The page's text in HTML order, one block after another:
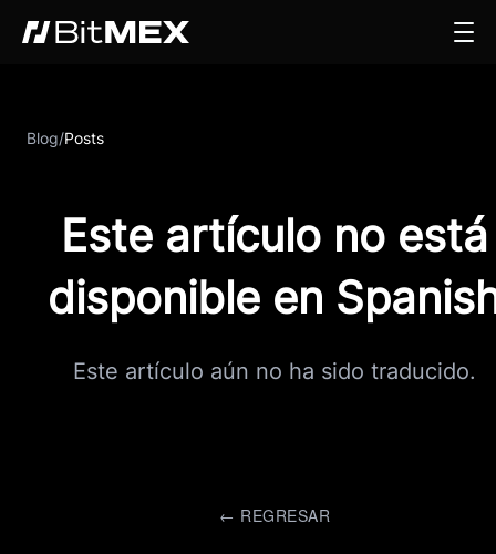
Blog/Posts
Este artículo no está
disponible en
Este artículo aún no ha sido traducido.
← REGRESAR